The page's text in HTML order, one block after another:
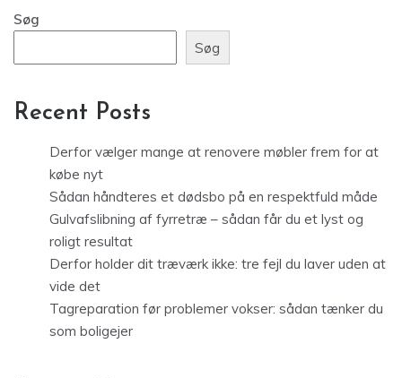
Søg
Søg
Recent Posts
Derfor vælger mange at renovere møbler frem for at
købe nyt
Sådan håndteres et dødsbo på en respektfuld måde
Gulvafslibning af fyrretræ – sådan får du et lyst og
roligt resultat
Derfor holder dit træværk ikke: tre fejl du laver uden at
vide det
Tagreparation før problemer vokser: sådan tænker du
som boligejer